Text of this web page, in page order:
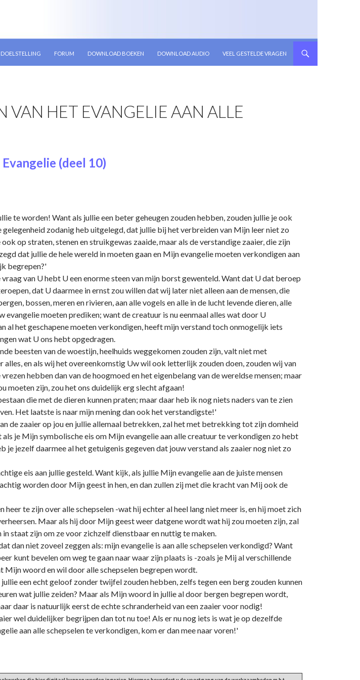
DOELSTELLING FORUM DOWNLOAD BOEKEN DOWNLOAD AUDIO VEEL GESTELDE VRAGEN
HET EVANGELIE AAN ALLE
(deel 10)
te worden! Want als jullie een beter geheugen zouden hebben, zouden jullie je ook
zodanig heb uitgelegd, dat jullie bij het verbreiden van Mijn leer niet zo
op straten, stenen en struikgewas zaaide, maar als de verstandige zaaier, die zijn
dat jullie de hele wereld in moeten gaan en Mijn evangelie moeten verkondigen aan
begrepen?'
van U hebt U een enorme steen van mijn borst gewenteld. Want dat U dat beroep
dat U daarmee in ernst zou willen dat wij later niet alleen aan de mensen, die
bossen, meren en rivieren, aan alle vogels en alle in de lucht levende dieren, alle
evangelie moeten prediken; want de creatuur is nu eenmaal alles wat door U
al het geschapene moeten verkondigen, heeft mijn verstand toch onmogelijk iets
wat U ons hebt opgedragen.
beesten van de woestijn, heelhuids weggekomen zouden zijn, valt niet met
alles, en als wij het overeenkomstig Uw wil ook letterlijk zouden doen, zouden wij van
hebben dan van de hoogmoed en het eigenbelang van de wereldse mensen; maar
moeten zijn, zou het ons duidelijk erg slecht afgaan!
die met de dieren kunnen praten; maar daar heb ik nog niets naders van te zien
Het laatste is naar mijn mening dan ook het verstandigste!'
de zaaier op jou en jullie allemaal betrekken, zal het met betrekking tot zijn domheid
je Mijn symbolische eis om Mijn evangelie aan alle creatuur te verkondigen zo hebt
jezelf daarmee al het getuigenis gegeven dat jouw verstand als zaaier nog niet zo
eis aan jullie gesteld. Want kijk, als jullie Mijn evangelie aan de juiste mensen
worden door Mijn geest in hen, en dan zullen zij met die kracht van Mij ook de
heer te zijn over alle schepselen -wat hij echter al heel lang niet meer is, en hij moet zich
Maar als hij door Mijn geest weer datgene wordt wat hij zou moeten zijn, zal
in staat zijn om ze voor zichzelf dienstbaar en nuttig te maken.
dan niet zoveel zeggen als: mijn evangelie is aan alle schepselen verkondigd? Want
kunt bevelen om weg te gaan naar waar zijn plaats is -zoals je Mij al verschillende
woord en wil door alle schepselen begrepen wordt.
een echt geloof zonder twijfel zouden hebben, zelfs tegen een berg zouden kunnen
wat jullie zeiden? Maar als Mijn woord in jullie al door bergen begrepen wordt,
daar is natuurlijk eerst de echte schranderheid van een zaaier voor nodig!
wel duidelijker begrijpen dan tot nu toe! Als er nu nog iets is wat je op dezelfde
aan alle schepselen te verkondigen, kom er dan mee naar voren!'